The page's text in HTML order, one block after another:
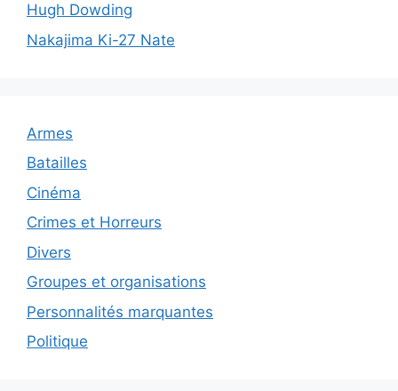
Hugh Dowding
Nakajima Ki-27 Nate
Armes
Batailles
Cinéma
Crimes et Horreurs
Divers
Groupes et organisations
Personnalités marquantes
Politique